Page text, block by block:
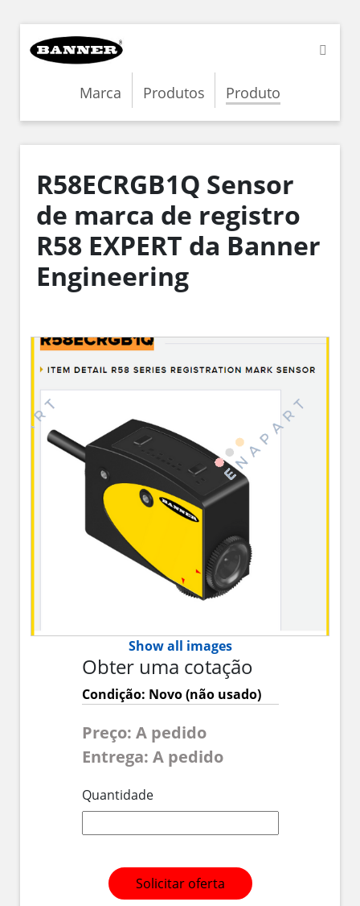
Marca Produtos Produto
R58ECRGB1Q Sensor
de marca de registro
R58 EXPERT da Banner
Engineering
Show all images
Obter uma cotação
Condição: Novo (não usado)
Preço: A pedido
Entrega: A pedido
Quantidade
Solicitar oferta